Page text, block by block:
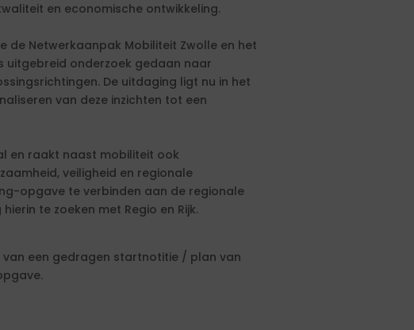
en economische ontwikkeling.
de Netwerkaanpak Mobiliteit Zwolle en het
uitgebreid onderzoek gedaan naar
De uitdaging ligt nu in het
van deze inzichten tot een
en raakt naast mobiliteit ook
veiligheid en regionale
opgave te verbinden aan de regionale
te zoeken met Regio en Rijk.
een gedragen startnotitie / plan van